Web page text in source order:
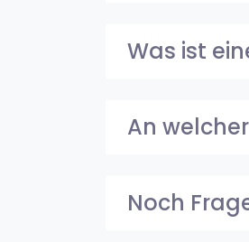
Was ist
An
Noch